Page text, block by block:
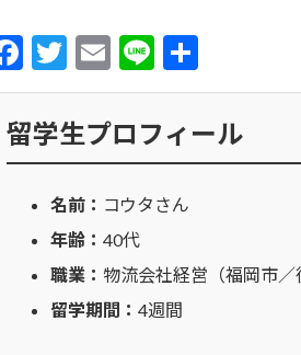
新
日
時
F
ac
e
b
T
w
itt
er
E
m
ai
l
Li
n
e
有
留学生プロフィール
名前： コウタさん
年齢： 40代
職業： 物流会社経営（福岡市／
留学期間： 4週間